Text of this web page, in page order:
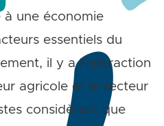
à une économie
essentiels du
il y a l’interaction
agricole et le secteur
considèrent que